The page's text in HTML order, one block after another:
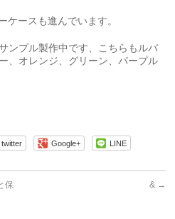
ケースも進んでいます。
ンプル製作中です、こちらもルバ
、オレンジ、グリーン、パープル
twitter Google+ LINE
保
& →